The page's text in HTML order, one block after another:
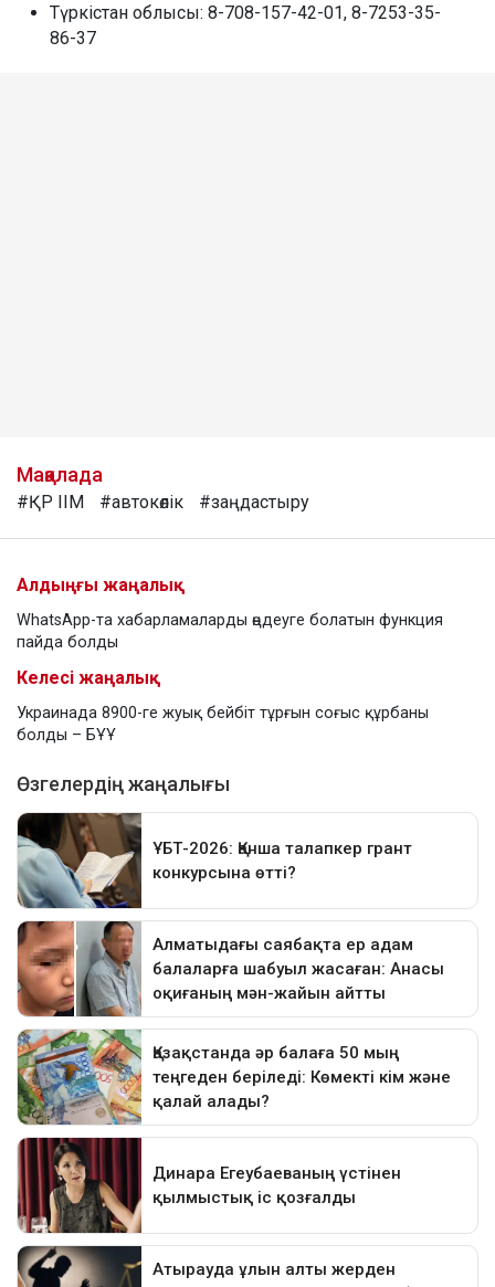
Түркістан облысы: 8-708-157-42-01, 8-7253-35-
86-37
Мақалада
#ҚР ІІМ #автокөлік #заңдастыру
Алдыңғы жаңалық
WhatsApp-та хабарламаларды өңдеуге болатын функция
пайда болды
Келесі жаңалық
Украинада 8900-ге жуық бейбіт тұрғын соғыс құрбаны
болды – БҰҰ